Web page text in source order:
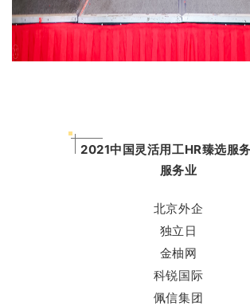
2021中国灵活用工HR臻选服
服务业
北京外企
独立日
金柚网
科锐国际
佩信集团